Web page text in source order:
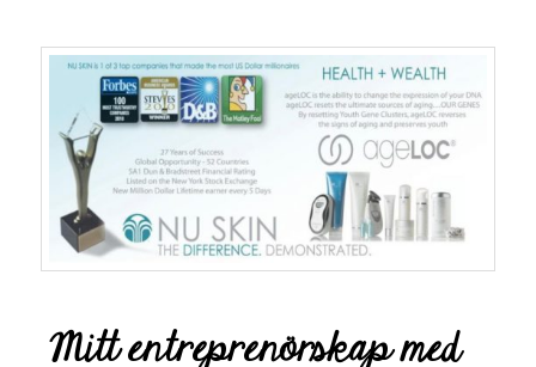
Mitt entreprenörskap med